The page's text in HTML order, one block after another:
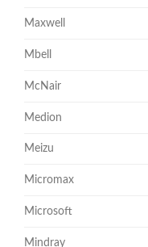
Maxwell
Mbell
McNair
Medion
Meizu
Micromax
Microsoft
Mindray